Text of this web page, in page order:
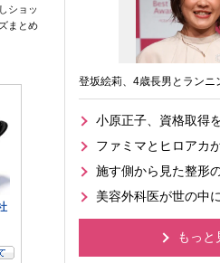
ショッ
まとめ
登坂絵莉、4歳長男とランニ
小原正子、資格取得
ファミマとヒロアカ
施す側から見た整形
美容外科医が世の中
もっと